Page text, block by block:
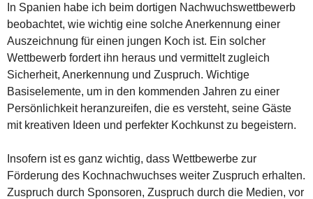
In Spanien habe ich beim dortigen Nachwuchswettbewerb
beobachtet, wie wichtig eine solche Anerkennung einer
Auszeichnung für einen jungen Koch ist. Ein solcher
Wettbewerb fordert ihn heraus und vermittelt zugleich
Sicherheit, Anerkennung und Zuspruch. Wichtige
Basiselemente, um in den kommenden Jahren zu einer
Persönlichkeit heranzureifen, die es versteht, seine Gäste
mit kreativen Ideen und perfekter Kochkunst zu begeistern.
Insofern ist es ganz wichtig, dass Wettbewerbe zur
Förderung des Kochnachwuchses weiter Zuspruch erhalten.
Zuspruch durch Sponsoren, Zuspruch durch die Medien, vor